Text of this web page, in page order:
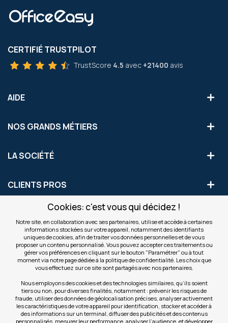
Cookies: c'est vous qui décidez !
Notre site, en collaboration avec ses partenaires, utilise et accède à certaines
informations stockées sur votre appareil, notamment des identifiants
uniques de cookies, afin de traiter vos données personnelles et de vous
proposer un contenu personnalisé. Vous pouvez accepter ces traitements ou
gérer vos préférences en cliquant sur le bouton "Paramétrer" ou à tout
moment via notre page dédiée à la politique de confidentialité. Les choix que
vous effectuez sur ce site sont partagés avec nos partenaires.
Nous employons des cookies et des technologies similaires, qu’ils soient
tiers ou non, pour diverses finalités, notamment : prévenir les risques de
fraude, utiliser des données de géolocalisation précises, analyser activement
les caractéristiques de votre appareil pour identification, stocker et accéder à
des informations sur un terminal, diffuser des publicités et des contenus
personnalisés, mesurer leur performance, analyser l’audience, et développer
CERTIFIÉ TRUSTPILOT
TrustScore 4.5 avec +21400 avis
AIDE
NOS GRANDS MÉTIERS
LA SOCIÉTÉ
CLIENTS PROS
S'INSCRIRE AUX OFFRES COMMERCIALES
Inscription
notre
newsletter
Valider
NOS SITES